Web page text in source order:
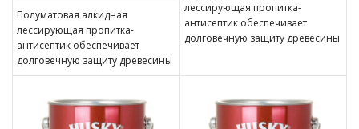
Полуматовая алкидная
лессирующая пропитка-
антисептик обеспечивает
долговечную защиту древесины
(до 5 лет). Наносится на
отделочной доской фасады,
окна,
лессирующая пропитка-
антисептик обеспечивает
долговечную защиту древесины